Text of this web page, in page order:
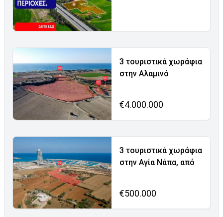
3 τουριστικά χωράφια
στην Αλαμινό
€4.000.000
3 τουριστικά χωράφια
στην Αγία Νάπα, από
€500.000